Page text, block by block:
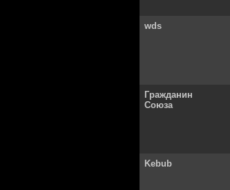
wds
Гражданин
Союза
Kebub